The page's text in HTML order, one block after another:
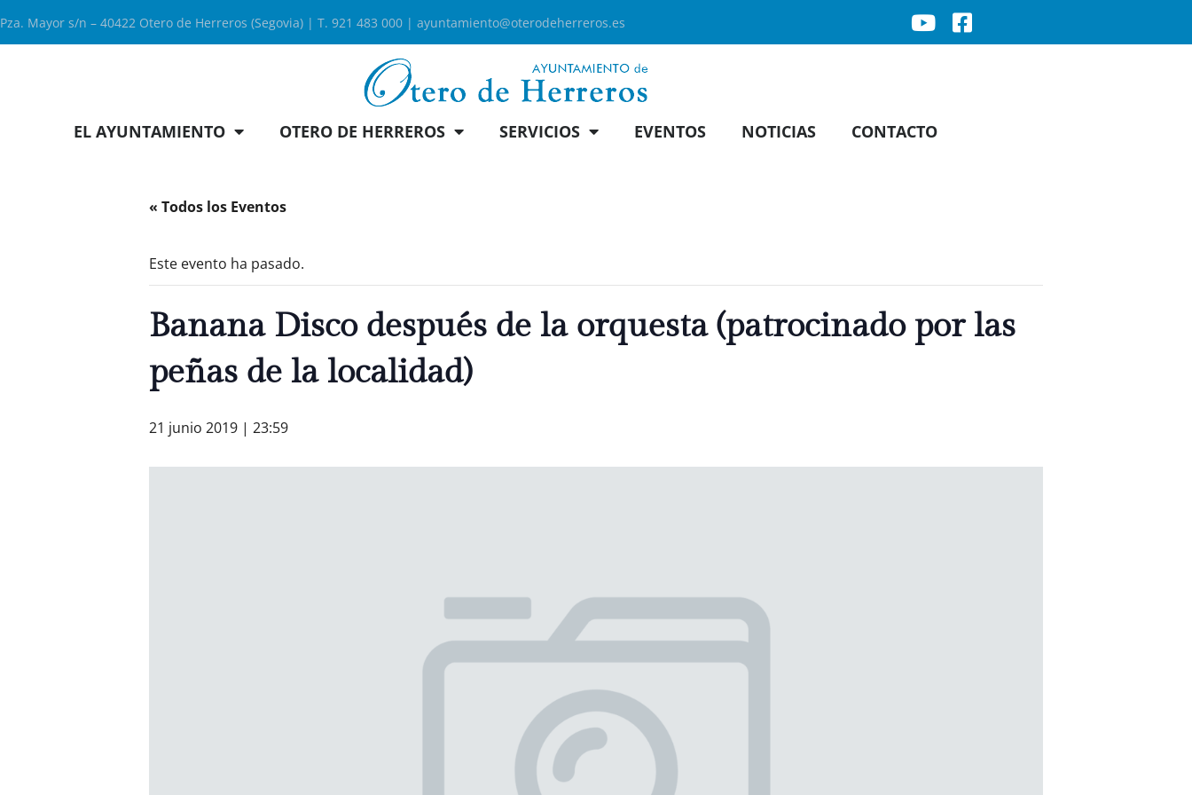
Pza. Mayor s/n – 40422 Otero de Herreros (Segovia) | T. 921 483 000 | ayuntamiento@oterodeherreros.es
EL AYUNTAMIENTO OTERO DE HERREROS SERVICIOS EVENTOS NOTICIAS CONTACTO
« Todos los Eventos
Este evento ha pasado.
Banana Disco después de la orquesta (patrocinado por las
peñas de la localidad)
21 junio 2019 | 23:59